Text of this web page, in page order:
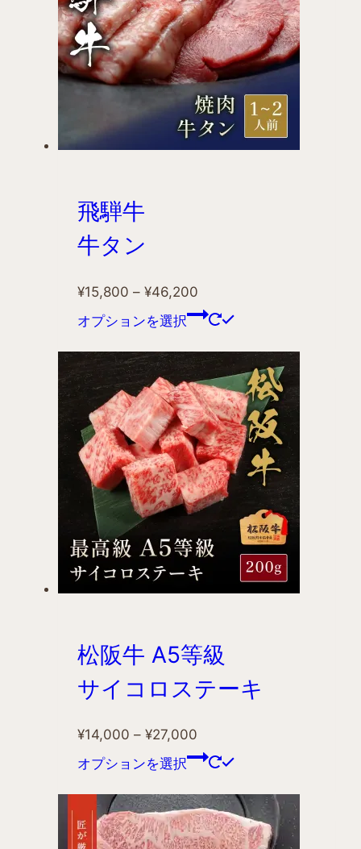
飛騨牛
牛タン
¥15,800 – ¥46,200
オプションを選択
松阪牛 A5等級
サイコロステーキ
¥14,000 – ¥27,000
オプションを選択